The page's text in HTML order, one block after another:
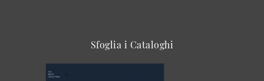
Sfoglia i Cataloghi